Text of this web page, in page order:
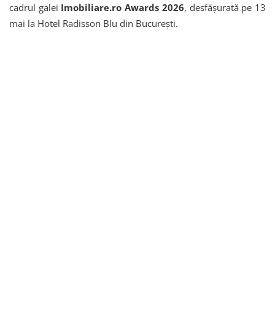
cadrul galei Imobiliare.ro Awards 2026, desfășurată pe 13
mai la Hotel Radisson Blu din București.